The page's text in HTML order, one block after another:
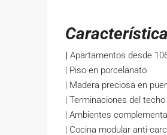
| Apartamentos desde
| Piso en porcelanato
| Madera preciosa en
| Terminaciones del
| Ambientes
| Cocina modular anti-